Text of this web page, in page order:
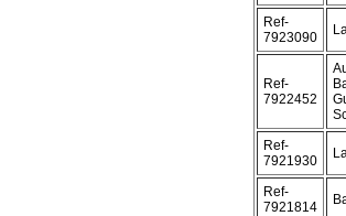
Ref-
7923090
Ref-
7922452
Ref-
7921930
Ref-
7921814